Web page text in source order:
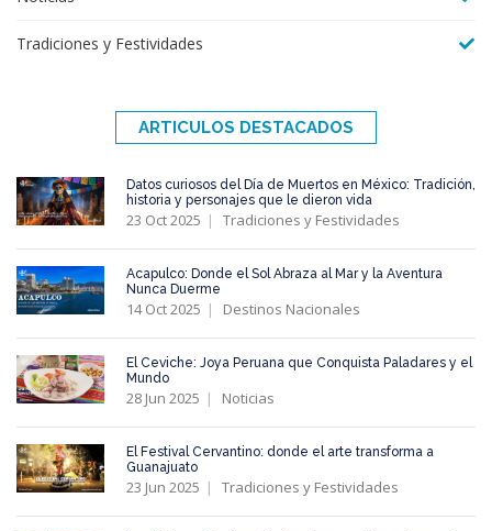
Tradiciones y Festividades
ARTICULOS DESTACADOS
Datos curiosos del Día de Muertos en México: Tradición,
historia y personajes que le dieron vida
23 Oct 2025 Tradiciones y Festividades
Acapulco: Donde el Sol Abraza al Mar y la Aventura
Nunca Duerme
14 Oct 2025 Destinos Nacionales
El Ceviche: Joya Peruana que Conquista Paladares y el
Mundo
28 Jun 2025 Noticias
El Festival Cervantino: donde el arte transforma a
Guanajuato
23 Jun 2025 Tradiciones y Festividades